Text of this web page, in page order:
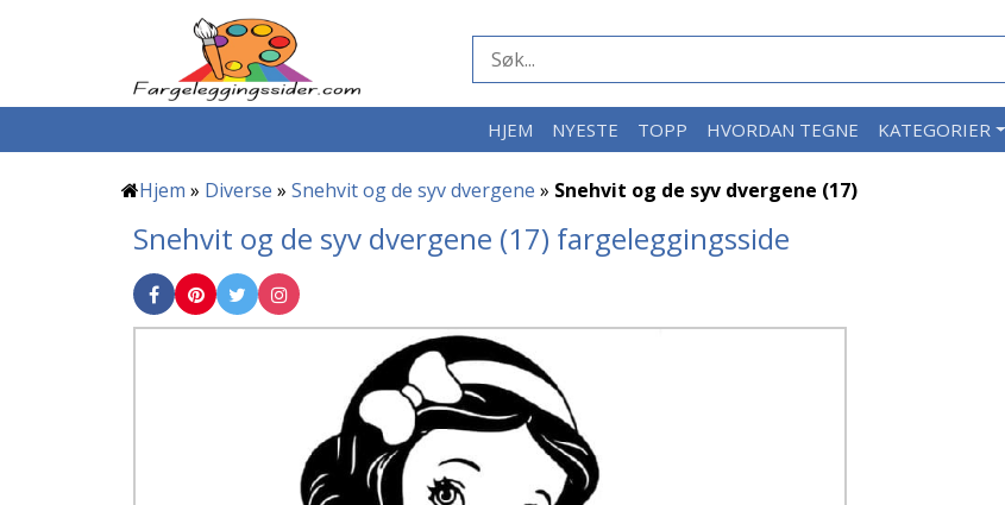
HJEM NYESTE TOPP HVORDAN TEGNE KATEGORIER
Hjem » Diverse » Snehvit og de syv dvergene » Snehvit og de syv dvergene (17)
Snehvit og de syv dvergene (17) fargeleggingsside